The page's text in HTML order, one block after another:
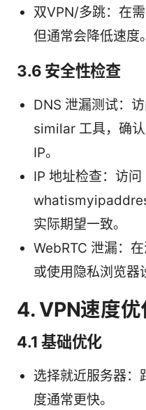
双VPN/多跳：在
但通常会降低速度。
3.6 安全性检查
DNS 泄漏测试：
similar 工具，确
IP。
IP 地址检查：访问
实际期望一致。
WebRTC 泄漏：
或使用隐私浏览器
4. VPN速度
4.1 基础优化
选择就近服务器：
度通常更快。